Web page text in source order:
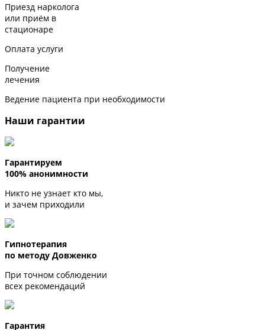
Приезд нарколога
или приём в
стационаре
Оплата услуги
Получение
лечения
Ведение пациента при необходимости
Наши гарантии
Гарантируем
100% анонимности
Никто не узнает кто мы,
и зачем приходили
Гипнотерапия
по методу Довженко
При точном соблюдении
всех рекомендаций
Гарантия